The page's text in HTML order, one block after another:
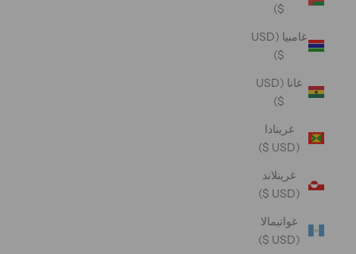
$)
غامبيا (USD
$)
غانا (USD
$)
غرينادا
(USD $)
غرينلاند
(USD $)
غواتيمالا
(USD $)